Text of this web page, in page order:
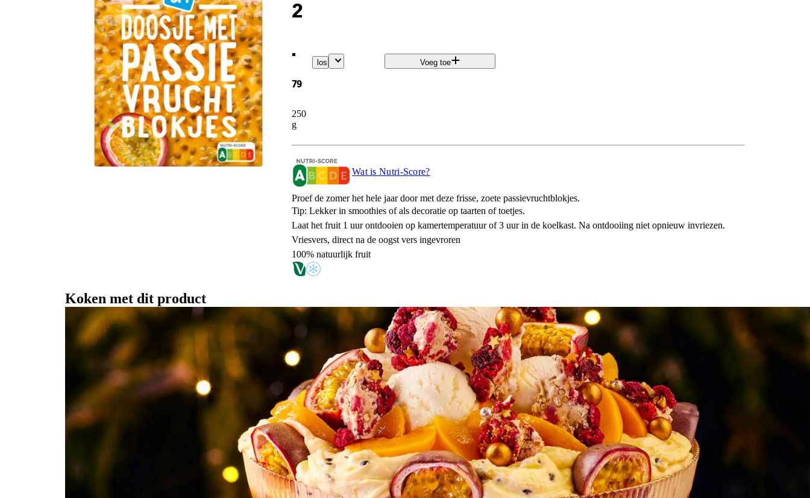
2
.
79
250
g
los Voeg toe
Wat is Nutri-Score?
Proef de zomer het hele jaar door met deze frisse, zoete passievruchtblokjes.
Tip: Lekker in smoothies of als decoratie op taarten of toetjes.
Laat het fruit 1 uur ontdooien op kamertemperatuur of 3 uur in de koelkast. Na ontdooiing niet opnieuw invriezen.
Vriesvers, direct na de oogst vers ingevroren
100% natuurlijk fruit
Koken met dit product